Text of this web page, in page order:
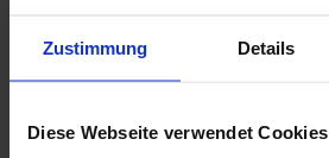
Zustimmung Details
Diese Webseite verwendet Cookies